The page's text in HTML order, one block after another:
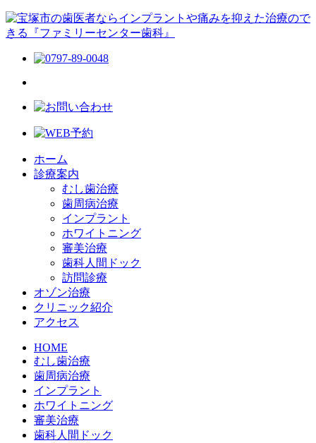
ホーム
診療案内
むし歯治療
歯周病治療
インプラント
ホワイトニング
審美治療
歯科人間ドック
訪問診療
オゾン治療
クリニック紹介
アクセス
HOME
むし歯治療
歯周病治療
インプラント
ホワイトニング
審美治療
歯科人間ドック